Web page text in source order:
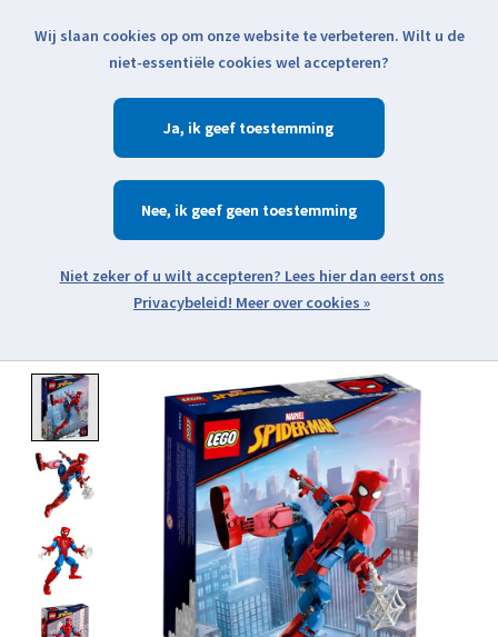
Klik voor actuele verzendinformatie...
Verlanglijst
Zoeken
Open webshop menu
Product image slideshow Items
Wij slaan cookies op om onze website te verbeteren. Wilt u de
niet-essentiële cookies wel accepteren?
Ja
Nee
Meer over cookies »